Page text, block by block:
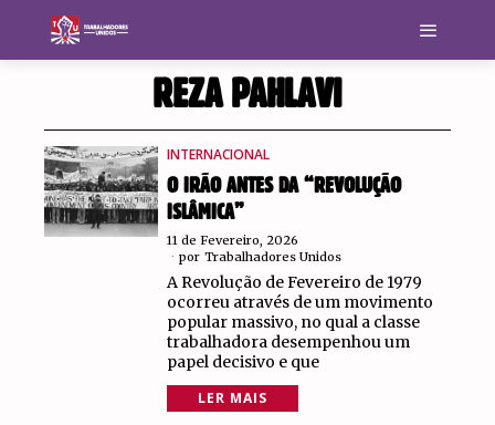
REZA PAHLAVI
INTERNACIONAL
O IRÃO ANTES DA “REVOLUÇÃO
ISLÂMICA”
11 de Fevereiro, 2026
por Trabalhadores Unidos
A Revolução de Fevereiro de 1979
ocorreu através de um movimento
popular massivo, no qual a classe
trabalhadora desempenhou um
papel decisivo e que
LER MAIS